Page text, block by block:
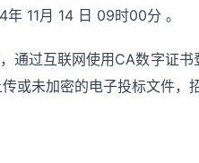
11月 14 日 09时00分 。
通过互联网使用CA数字证
或未加密的电子投标文件，